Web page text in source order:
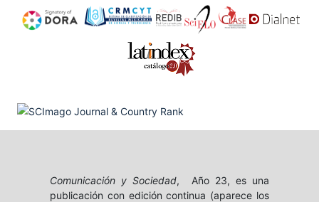
Comunicación y Sociedad, Año 23, es una
publicación con edición continua (aparece los